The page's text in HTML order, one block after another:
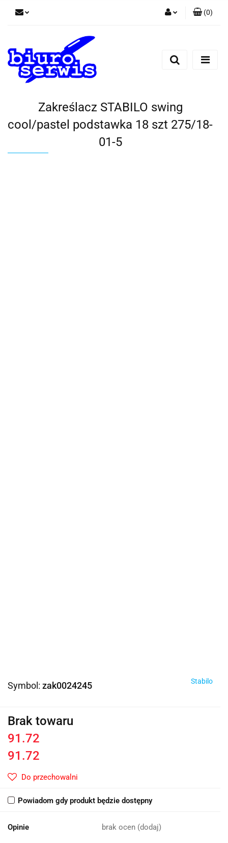
Zarejestruj się
(0)
Zakreślacz STABILO swing
cool/pastel podstawka 18 szt 275/18-
01-5
Symbol: zak0024245 Stabilo
Brak towaru
91.72
91.72
Do przechowalni
Powiadom gdy produkt będzie dostępny
Opinie brak ocen (dodaj)